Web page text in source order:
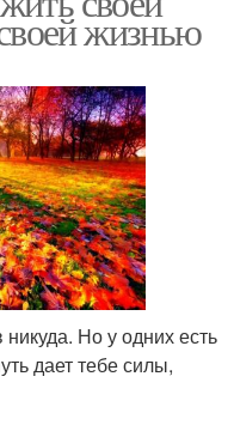
жизнью
Но у одних есть
дает тебе силы,